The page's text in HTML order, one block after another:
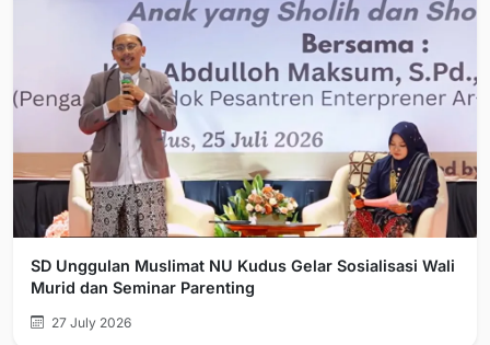
SD Unggulan Muslimat NU Kudus Gelar Sosialisasi Wali
Murid dan Seminar Parenting
27 July 2026